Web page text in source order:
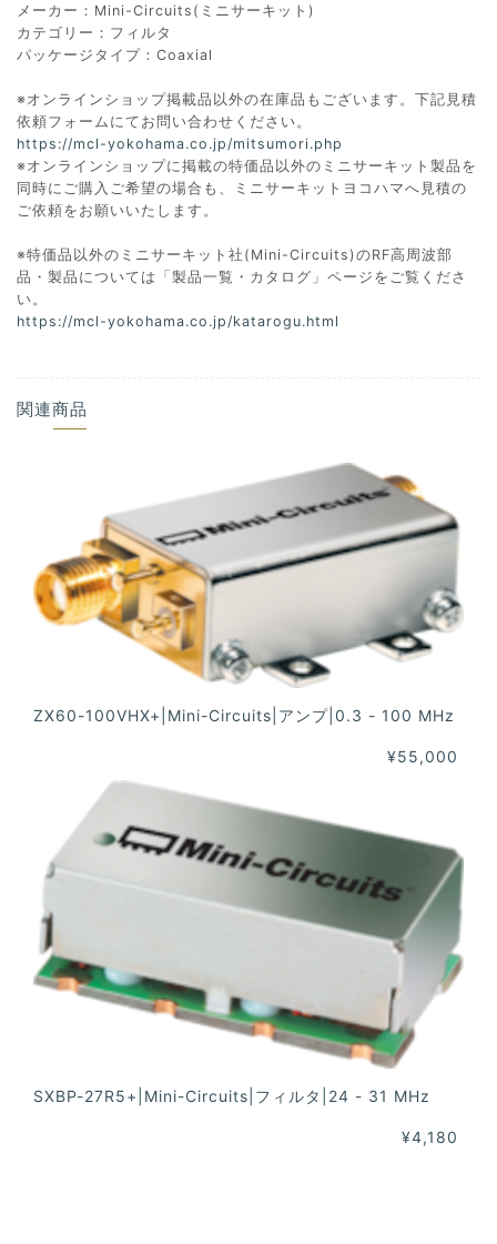
メーカー：Mini-Circuits(ミニサーキット)
カテゴリー：フィルタ
パッケージタイプ：Coaxial
※オンラインショップ掲載品以外の在庫品もございます。下記見積
依頼フォームにてお問い合わせください。
https://mcl-yokohama.co.jp/mitsumori.php
※オンラインショップに掲載の特価品以外のミニサーキット製品を
同時にご購入ご希望の場合も、ミニサーキットヨコハマへ見積の
ご依頼をお願いいたします。
※特価品以外のミニサーキット社(Mini-Circuits)のRF高周波部
品・製品については「製品一覧・カタログ」ページをご覧くださ
い。
https://mcl-yokohama.co.jp/katarogu.html
関連商品
ZX60-100VHX+|Mini-Circuits|アンプ|0.3 - 100 MHz
¥55,000
SXBP-27R5+|Mini-Circuits|フィルタ|24 - 31 MHz
¥4,180